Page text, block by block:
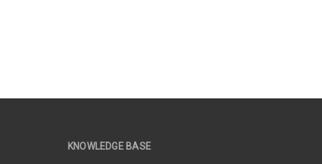
KNOWLEDGE BASE